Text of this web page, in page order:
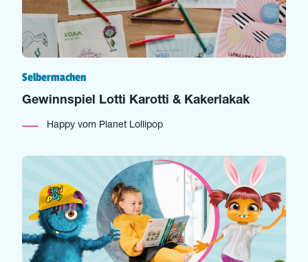
Selbermachen
Gewinnspiel Lotti Karotti & Kakerlakak
Happy vom Planet Lollipop